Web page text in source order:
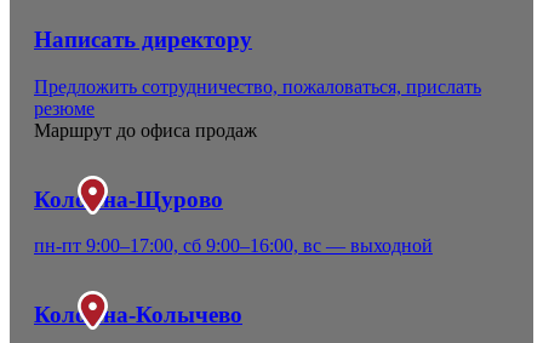
Написать директору
Предложить сотрудничество, пожаловаться, прислать
резюме
Маршрут до офиса продаж
Коломна-Щурово
пн-пт 9:00–17:00, сб 9:00–16:00, вс — выходной
Коломна-Колычево